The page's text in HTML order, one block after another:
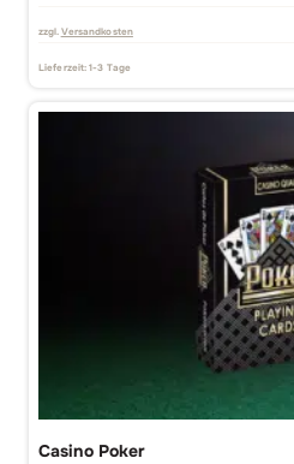
zzgl. Versandkosten
Lieferzeit:1-3 Tage
Casino Poker